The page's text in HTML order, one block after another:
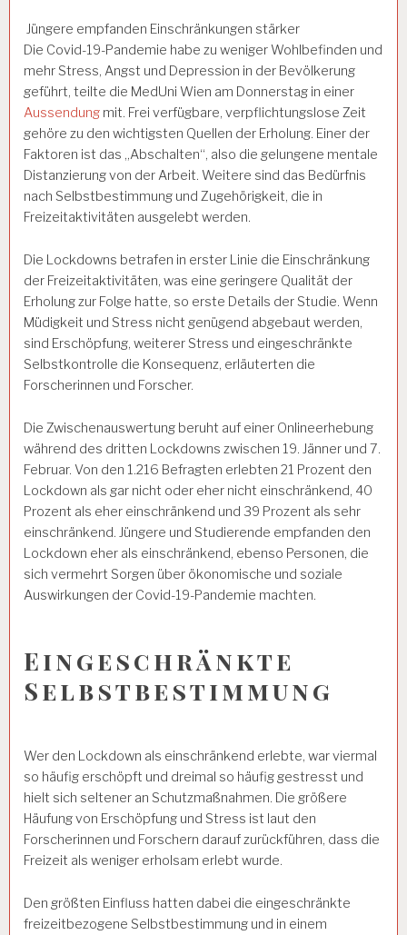
Jüngere empfanden Einschränkungen stärker
Die Covid-19-Pandemie habe zu weniger Wohlbefinden und
mehr Stress, Angst und Depression in der Bevölkerung
geführt, teilte die MedUni Wien am Donnerstag in einer
Aussendung mit. Frei verfügbare, verpflichtungslose Zeit
gehöre zu den wichtigsten Quellen der Erholung. Einer der
Faktoren ist das „Abschalten“, also die gelungene mentale
Distanzierung von der Arbeit. Weitere sind das Bedürfnis
nach Selbstbestimmung und Zugehörigkeit, die in
Freizeitaktivitäten ausgelebt werden.
Die Lockdowns betrafen in erster Linie die Einschränkung
der Freizeitaktivitäten, was eine geringere Qualität der
Erholung zur Folge hatte, so erste Details der Studie. Wenn
Müdigkeit und Stress nicht genügend abgebaut werden,
sind Erschöpfung, weiterer Stress und eingeschränkte
Selbstkontrolle die Konsequenz, erläuterten die
Forscherinnen und Forscher.
Die Zwischenauswertung beruht auf einer Onlineerhebung
während des dritten Lockdowns zwischen 19. Jänner und 7.
Februar. Von den 1.216 Befragten erlebten 21 Prozent den
Lockdown als gar nicht oder eher nicht einschränkend, 40
Prozent als eher einschränkend und 39 Prozent als sehr
einschränkend. Jüngere und Studierende empfanden den
Lockdown eher als einschränkend, ebenso Personen, die
sich vermehrt Sorgen über ökonomische und soziale
Auswirkungen der Covid-19-Pandemie machten.
Eingeschränkte
Selbstbestimmung
Wer den Lockdown als einschränkend erlebte, war viermal
so häufig erschöpft und dreimal so häufig gestresst und
hielt sich seltener an Schutzmaßnahmen. Die größere
Häufung von Erschöpfung und Stress ist laut den
Forscherinnen und Forschern darauf zurückführen, dass die
Freizeit als weniger erholsam erlebt wurde.
Den größten Einfluss hatten dabei die eingeschränkte
freizeitbezogene Selbstbestimmung und in einem